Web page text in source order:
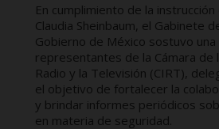
En cumplimiento de la
Claudia Sheinbaum, el Gabinete
Gobierno de México sostuvo una
representantes de la Cámara de
Radio y la Televisión (CIRT),
el objetivo de fortalecer la
y brindar informes periódicos
en materia de seguridad.